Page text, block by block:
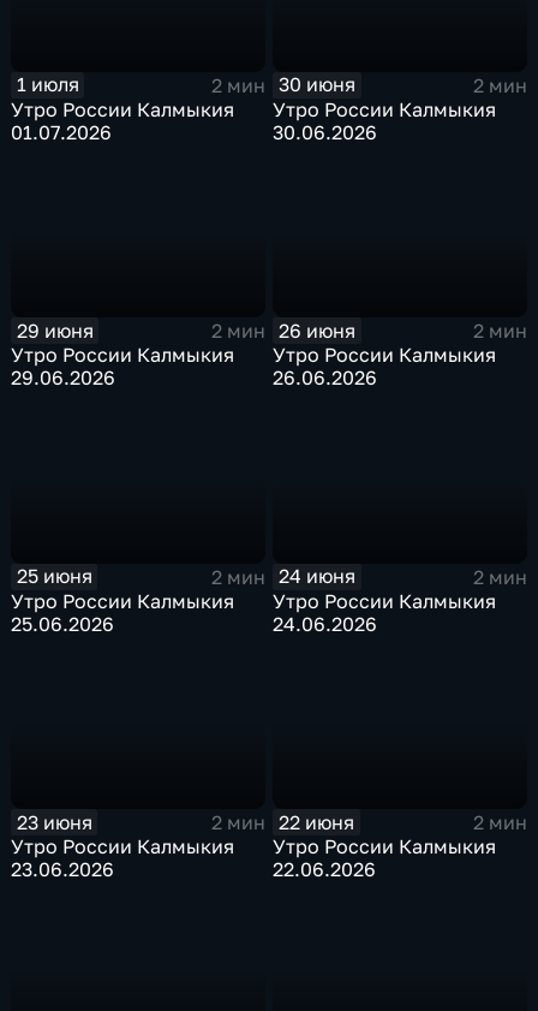
1 июля
2 мин
Утро России Калмыкия
01.07.2026
30 июня
2 мин
Утро России Калмыкия
30.06.2026
29 июня
2 мин
Утро России Калмыкия
29.06.2026
26 июня
2 мин
Утро России Калмыкия
26.06.2026
25 июня
2 мин
Утро России Калмыкия
25.06.2026
24 июня
2 мин
Утро России Калмыкия
24.06.2026
23 июня
2 мин
Утро России Калмыкия
23.06.2026
22 июня
2 мин
Утро России Калмыкия
22.06.2026